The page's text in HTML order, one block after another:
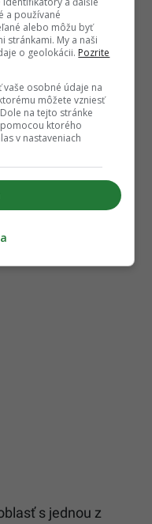
s jednou z
a používané
alebo môžu byť
stránkami. My a naši
o geolokácii. Pozrite
osobné údaje na
môžete vzniesť
na tejto stránke
ktorého
v nastaveniach